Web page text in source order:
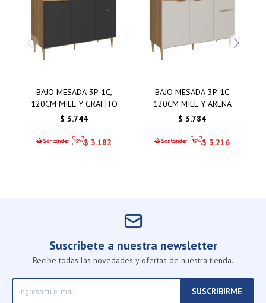
BAJO MESADA 3P 1C,
120CM MIEL Y GRAFITO
$ 3.744
$ 3.182
BAJO MESADA 3P 1C
120CM MIEL Y ARENA
$ 3.784
$ 3.216
Suscríbete a nuestra newsletter
Recibe todas las novedades y ofertas de nuestra tienda.
SUSCRIBIRME